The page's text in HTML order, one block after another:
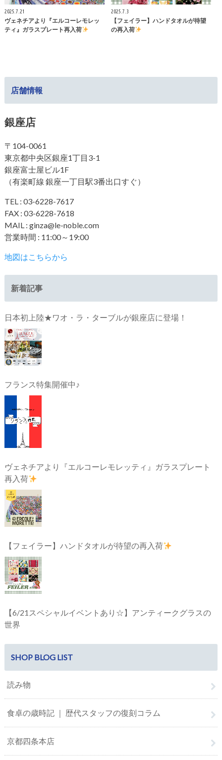
2025.7.21
ヴェネチアより『エルコーレモレッ
ティ』ガラスプレート再入荷
2025.7.3
【フェイラー】ハンドタオルが待望
の再入荷
店舗情報
銀座店
〒104-0061
東京都中央区銀座1丁目3-1
銀座富士屋ビル1F
（有楽町線 銀座一丁目駅3番出口すぐ）
TEL : 03-6228-7617
FAX : 03-6228-7618
MAIL : ginza@le-noble.com
営業時間 : 11:00～19:00
地図はこちらから
新着記事
日本初上陸★ワオ・ラ・ターブルが銀座店に登場！
フランス特集開催中♪
ヴェネチアより『エルコーレモレッティ』ガラスプレート
再入荷
【フェイラー】ハンドタオルが待望の再入荷
【6/21スペシャルイベントあり☆】アンティークグラスの
世界
SHOP BLOG LIST
読み物
食卓の歳時記 ｜ 歴代スタッフの復刻コラム
京都四条本店